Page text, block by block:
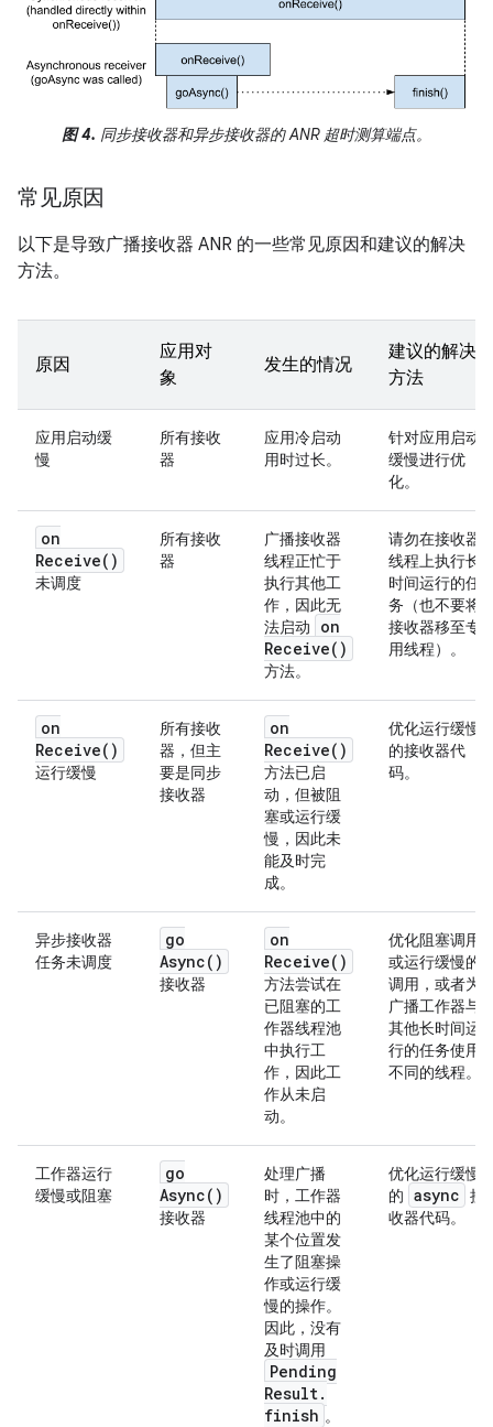
图 4. 同步接收器和异步接收器的 ANR 超时测算端点。
常见原因
以下是导致广播接收器 ANR 的一些常见原因和建议的解决
方法。
原因
应用对
象
发生的情况
建议的解决
方法
应用启动缓
慢
所有接收
器
应用冷启动
用时过长。
针对应用启动
缓慢进行优
化。
on
Receive( )
未调度
所有接收
器
广播接收器
线程正忙于
执行其他工
作，因此无
法启动
on
Receive( )
方法。
请勿在接收器
线程上执行长
时间运行的任
务（也不要将
接收器移至专
用线程）。
on
Receive( )
运行缓慢
所有接收
器，但主
要是同步
接收器
on
Receive( )
方法已启
动，但被阻
塞或运行缓
慢，因此未
能及时完
成。
优化运行缓慢
的接收器代
码。
异步接收器
任务未调度
go
Async( )
接收器
on
Receive( )
方法尝试在
已阻塞的工
作器线程池
中执行工
作，因此工
作从未启
动。
优化阻塞调用
或运行缓慢的
调用，或者为
广播工作器与
其他长时间运
行的任务使用
不同的线程。
工作器运行
缓慢或阻塞
go
Async( )
接收器
处理广播
时，工作器
线程池中的
某个位置发
生了阻塞操
作或运行缓
慢的操作。
因此，没有
及时调用
Pending
Result .
finish 。
优化运行缓慢
的 async 接
收器代码。